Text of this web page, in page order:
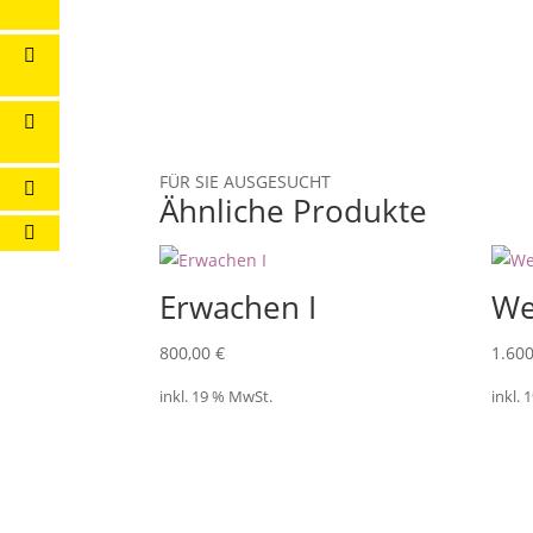
FÜR SIE AUSGESUCHT
Ähnliche Produkte
Erwachen I
800,00€
inkl. 19 % MwSt. inkl.